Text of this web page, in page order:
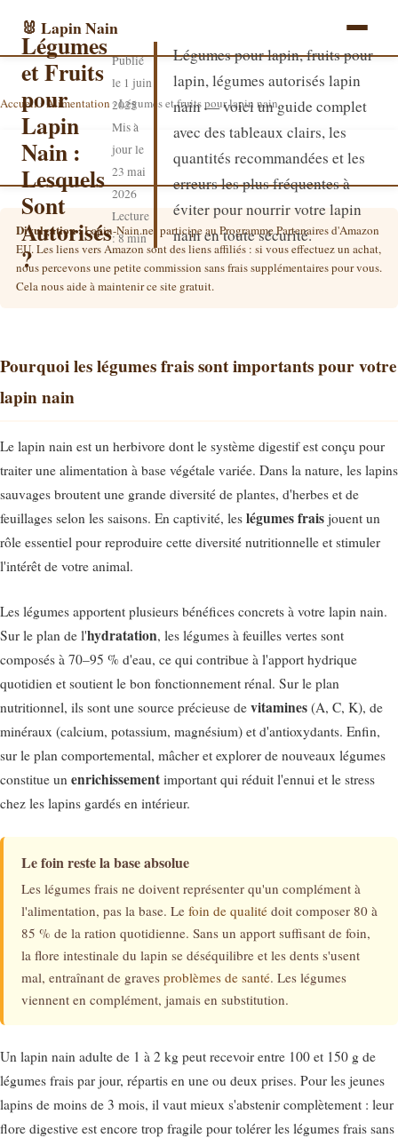
🐰 Lapin Nain
Accueil›Alimentation›Légumes et fruits pour lapin nain
Légumes
et Fruits
pour
Lapin
Nain :
Lesquels
Sont
Autorisés
?
Publié
le 1 juin
2025
Mis à
jour le
23 mai
2026
Lecture
: 8 min
Légumes pour lapin, fruits pour
lapin, légumes autorisés lapin
nain — voici un guide complet
avec des tableaux clairs, les
quantités recommandées et les
erreurs les plus fréquentes à
éviter pour nourrir votre lapin
nain en toute sécurité.
Divulgation :Lapin-Nain.net participe au Programme Partenaires d'Amazon
EU. Les liens vers Amazon sont des liens affiliés : si vous effectuez un achat,
nous percevons une petite commission sans frais supplémentaires pour vous.
Cela nous aide à maintenir ce site gratuit.
Pourquoi les légumes frais sont importants pour votre
lapin nain
Le lapin nain est un herbivore dont le système digestif est conçu pour
traiter une alimentation à base végétale variée. Dans la nature, les lapins
sauvages broutent une grande diversité de plantes, d'herbes et de
feuillages selon les saisons. En captivité, les légumes frais jouent un
rôle essentiel pour reproduire cette diversité nutritionnelle et stimuler
l'intérêt de votre animal.
Les légumes apportent plusieurs bénéfices concrets à votre lapin nain.
Sur le plan de l'hydratation, les légumes à feuilles vertes sont
composés à 70–95 % d'eau, ce qui contribue à l'apport hydrique
quotidien et soutient le bon fonctionnement rénal. Sur le plan
nutritionnel, ils sont une source précieuse de vitamines (A, C, K), de
minéraux (calcium, potassium, magnésium) et d'antioxydants. Enfin,
sur le plan comportemental, mâcher et explorer de nouveaux légumes
constitue un enrichissement important qui réduit l'ennui et le stress
chez les lapins gardés en intérieur.
Le foin reste la base absolue
Les légumes frais ne doivent représenter qu'un complément à
l'alimentation, pas la base. Le foin de qualité doit composer 80 à
85 % de la ration quotidienne. Sans un apport suffisant de foin,
la flore intestinale du lapin se déséquilibre et les dents s'usent
mal, entraînant de graves problèmes de santé. Les légumes
viennent en complément, jamais en substitution.
Un lapin nain adulte de 1 à 2 kg peut recevoir entre 100 et 150 g de
légumes frais par jour, répartis en une ou deux prises. Pour les jeunes
lapins de moins de 3 mois, il vaut mieux s'abstenir complètement : leur
flore digestive est encore trop fragile pour tolérer les légumes frais sans